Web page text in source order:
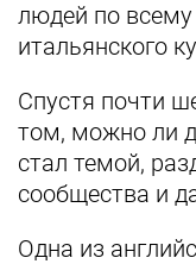
людей по
итальянского
Спустя почти
том, можно ли
стал темой,
сообщества и
Одна из